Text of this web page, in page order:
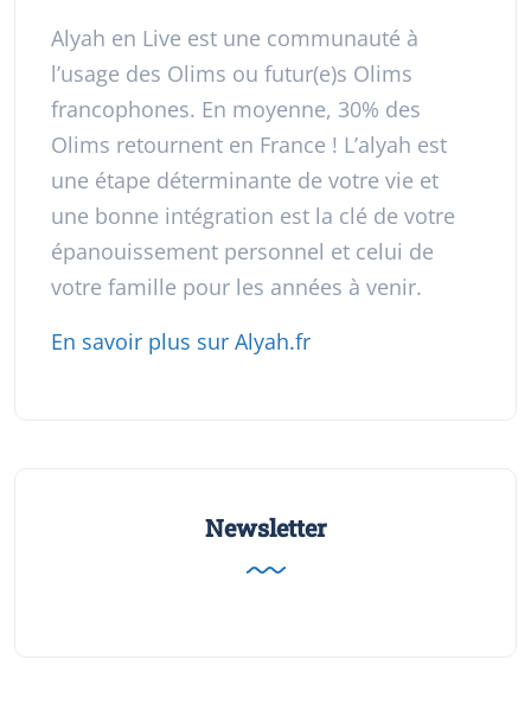
Alyah en Live est une communauté à
l’usage des Olims ou futur(e)s Olims
francophones. En moyenne, 30% des
Olims retournent en France ! L’alyah est
une étape déterminante de votre vie et
une bonne intégration est la clé de votre
épanouissement personnel et celui de
votre famille pour les années à venir.
En savoir plus sur Alyah.fr
Newsletter